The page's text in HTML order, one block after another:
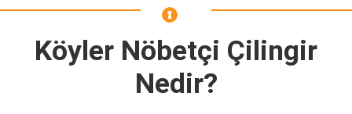
Köyler Nöbetçi Çilingir
Nedir?